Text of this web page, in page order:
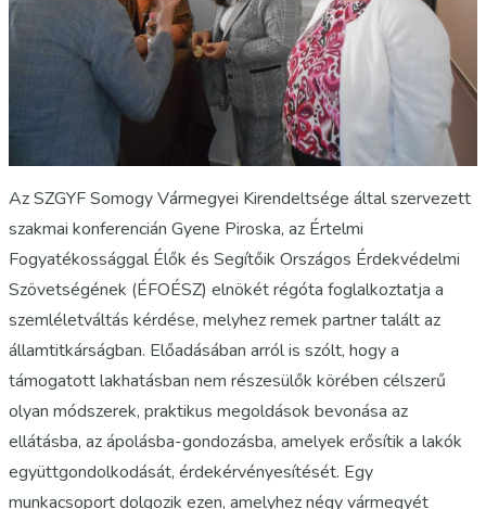
Az SZGYF Somogy Vármegyei Kirendeltsége által szervezett
szakmai konferencián Gyene Piroska, az Értelmi
Fogyatékossággal Élők és Segítőik Országos Érdekvédelmi
Szövetségének (ÉFOÉSZ) elnökét régóta foglalkoztatja a
szemléletváltás kérdése, melyhez remek partner talált az
államtitkárságban. Előadásában arról is szólt, hogy a
támogatott lakhatásban nem részesülők körében célszerű
olyan módszerek, praktikus megoldások bevonása az
ellátásba, az ápolásba-gondozásba, amelyek erősítik a lakók
együttgondolkodását, érdekérvényesítését. Egy
munkacsoport dolgozik ezen, amelyhez négy vármegyét